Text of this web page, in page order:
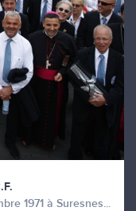
1971 à Suresnes...